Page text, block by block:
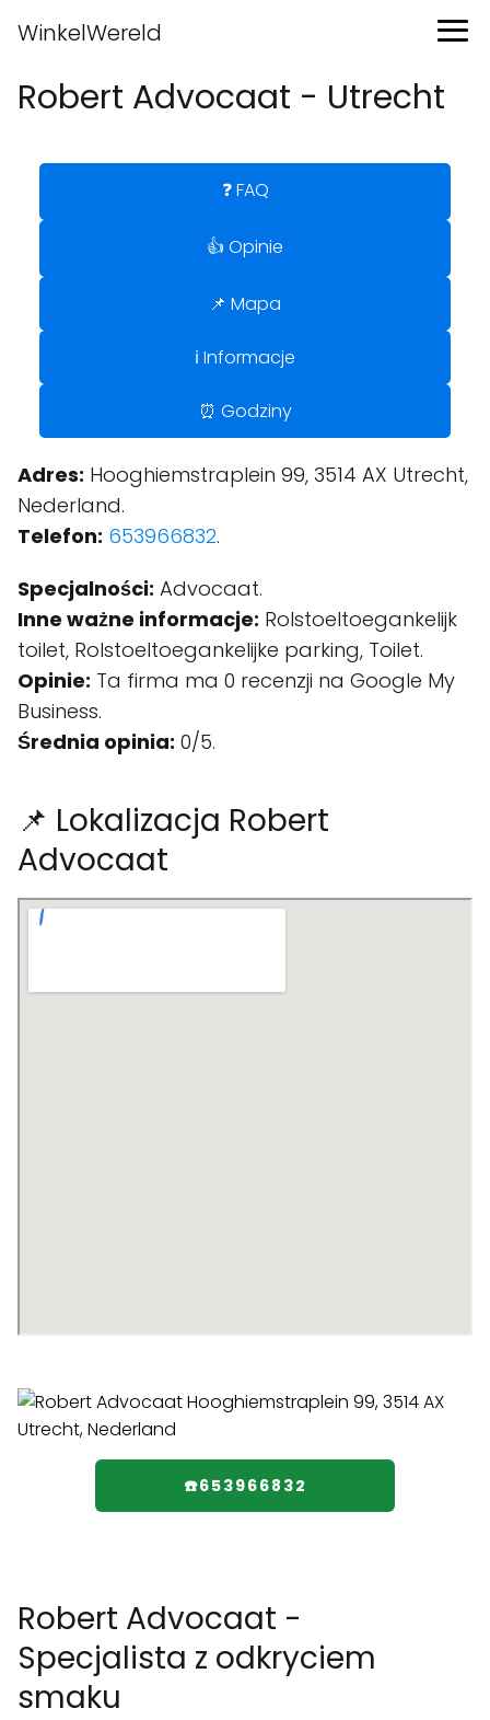
WinkelWereld
Robert Advocaat - Utrecht
❓ FAQ
👍 Opinie
📌 Mapa
ℹ️ Informacje
⏰ Godziny
Adres: Hooghiemstraplein 99, 3514 AX Utrecht,
Nederland.
Telefon: 653966832.
Specjalności: Advocaat.
Inne ważne informacje: Rolstoeltoegankelijk
toilet, Rolstoeltoegankelijke parking, Toilet.
Opinie: Ta firma ma 0 recenzji na Google My
Business.
Średnia opinia: 0/5.
📌 Lokalizacja Robert
Advocaat
☎️653966832
Robert Advocaat -
Specjalista z odkryciem
smaku